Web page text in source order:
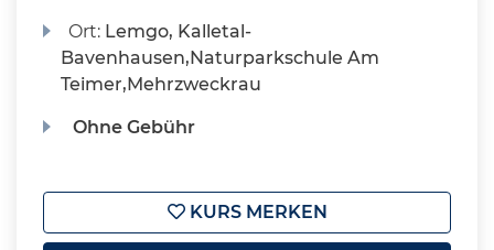
Ort: Lemgo, Kalletal-
Bavenhausen,Naturparkschule Am
Teimer,Mehrzweckrau
Ohne Gebühr
KURS MERKEN